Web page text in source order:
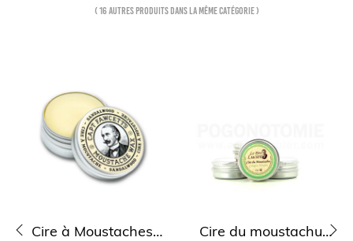
( 16 autres produits dans la même catégorie )
Cire à Moustaches
Cire du moustachu